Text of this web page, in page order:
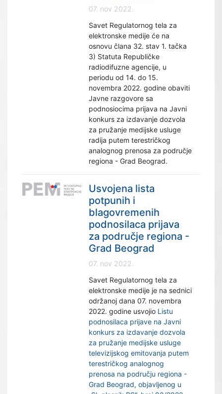
07. nov 2022.
Savet Regulatornog tela za
elektronske medije će na
osnovu člana 32. stav 1. tačka
3) Statuta Republičke
radiodifuzne agencije, u
periodu od 14. do 15.
novembra 2022. godine obaviti
Javne razgovore sa
podnosiocima prijava na Javni
konkurs za izdavanje dozvola
za pružanje medijske usluge
radija putem terestričkog
analognog prenosa za područje
regiona - Grad Beograd.
Usvojena lista
potpunih i
blagovremenih
podnosilaca prijava
za područje regiona -
Grad Beograd
07. nov 2022.
Savet Regulatornog tela za
elektronske medije je na sednici
održanoj dana 07. novembra
2022. godine usvojio Listu
podnosilaca prijave na Javni
konkurs za izdavanje dozvola
za pružanje medijske usluge
televizijskog emitovanja putem
terestričkog analognog
prenosa na području regiona -
Grad Beograd, objavljenog u